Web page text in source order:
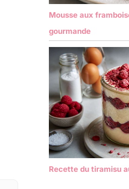
Mousse aux
gourmande
Recette du tiramisu